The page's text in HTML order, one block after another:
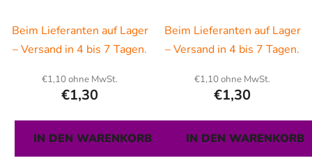
Beim Lieferanten auf Lager
– Versand in 4 bis 7 Tagen.
€1,10 ohne MwSt.
€1,30
IN DEN WARENKORB
Beim Lieferanten auf Lager
– Versand in 4 bis 7 Tagen.
€1,10 ohne MwSt.
€1,30
IN DEN WARENKORB